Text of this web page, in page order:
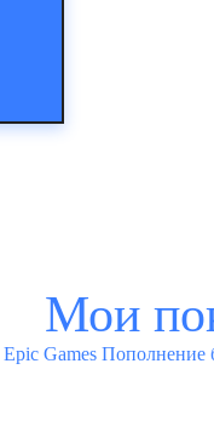
Мои
Epic Games Пополнение